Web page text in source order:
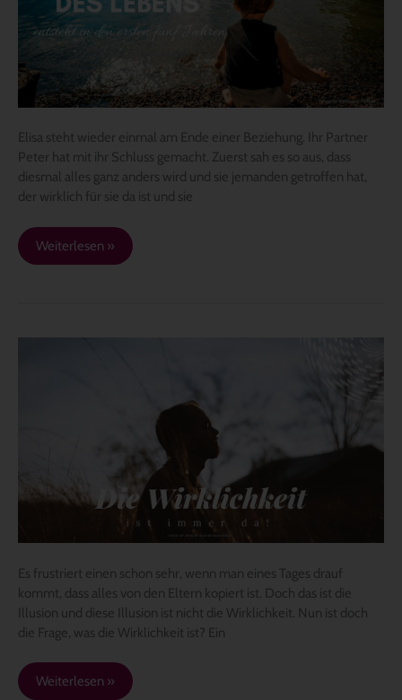
Elisa steht wieder einmal am Ende einer Beziehung. Ihr Partner
Peter hat mit ihr Schluss gemacht. Zuerst sah es so aus, dass
diesmal alles ganz anders wird und sie jemanden getroffen hat,
der wirklich für sie da ist und sie
Weiterlesen »
Es frustriert einen schon sehr, wenn man eines Tages drauf
kommt, dass alles von den Eltern kopiert ist. Doch das ist die
Illusion und diese Illusion ist nicht die Wirklichkeit. Nun ist doch
die Frage, was die Wirklichkeit ist? Ein
Weiterlesen »